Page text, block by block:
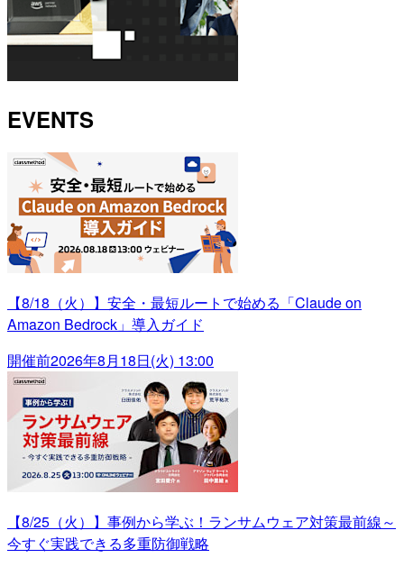
EVENTS
【8/18（火）】安全・最短ルートで始める「Claude on
Amazon Bedrock」導入ガイド
開催前2026年8月18日(火) 13:00
【8/25（火）】事例から学ぶ！ランサムウェア対策最前線～
今すぐ実践できる多重防御戦略